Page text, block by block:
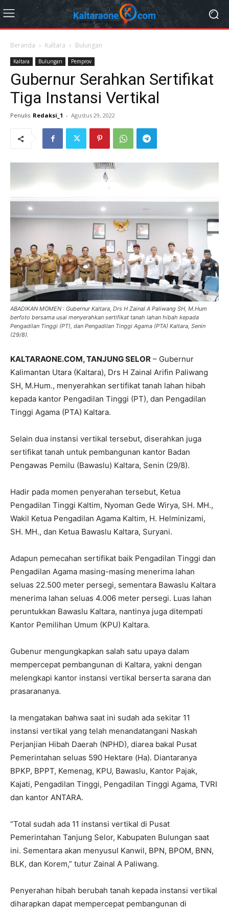
Beranda Kaltara Bulungan
Kaltara Bulungan Pemprov
Gubernur Serahkan Sertifikat
Tiga Instansi Vertikal
Penulis Redaksi_1 - Agustus 29, 2022
ABADIKAN MOMEN : Gubernur Kaltara, Drs H Zainal A Paliwang SH, M.Hum
berfoto bersama usai menyerahkan sertifikat tanah lahan hibah kepada
Pengadilan Tinggi (PT), dan Pengadilan Tinggi Agama (PTA) Kaltara, Senin
(29/8).
KALTARAONE.COM, TANJUNG SELOR – Gubernur
Kalimantan Utara (Kaltara), Drs H Zainal Arifin Paliwang
SH, M.Hum., menyerahkan sertifikat tanah lahan hibah
kepada kantor Pengadilan Tinggi (PT), dan Pengadilan
Tinggi Agama (PTA) Kaltara.
Selain dua instansi vertikal tersebut, diserahkan juga
sertifikat tanah untuk pembangunan kantor Badan
Pengawas Pemilu (Bawaslu) Kaltara, Senin (29/8).
Hadir pada momen penyerahan tersebut, Ketua
Pengadilan Tinggi Kaltim, Nyoman Gede Wirya, SH. MH.,
Wakil Ketua Pengadilan Agama Kaltim, H. Helminizami,
SH. MH., dan Ketua Bawaslu Kaltara, Suryani.
Adapun pemecahan sertifikat baik Pengadilan Tinggi dan
Pengadilan Agama masing-masing menerima lahan
seluas 22.500 meter persegi, sementara Bawaslu Kaltara
menerima lahan seluas 4.006 meter persegi. Luas lahan
peruntukkan Bawaslu Kaltara, nantinya juga ditempati
Kantor Pemilihan Umum (KPU) Kaltara.
Gubenur mengungkapkan salah satu upaya dalam
mempercepat pembangunan di Kaltara, yakni dengan
melengkapi kantor instansi vertikal berserta sarana dan
prasarananya.
Ia mengatakan bahwa saat ini sudah ada sekitar 11
instansi vertikal yang telah menandatangani Naskah
Perjanjian Hibah Daerah (NPHD), diarea bakal Pusat
Pemerintahan seluas 590 Hektare (Ha). Diantaranya
BPKP, BPPT, Kemenag, KPU, Bawaslu, Kantor Pajak,
Kajati, Pengadilan Tinggi, Pengadilan Tinggi Agama, TVRI
dan kantor ANTARA.
“Total sudah ada 11 instansi vertikal di Pusat
Pemerintahan Tanjung Selor, Kabupaten Bulungan saat
ini. Sementara akan menyusul Kanwil, BPN, BPOM, BNN,
BLK, dan Korem,” tutur Zainal A Paliwang.
Penyerahan hibah berubah tanah kepada instansi vertikal
diharapkan dapat mempercepat pembangunan di